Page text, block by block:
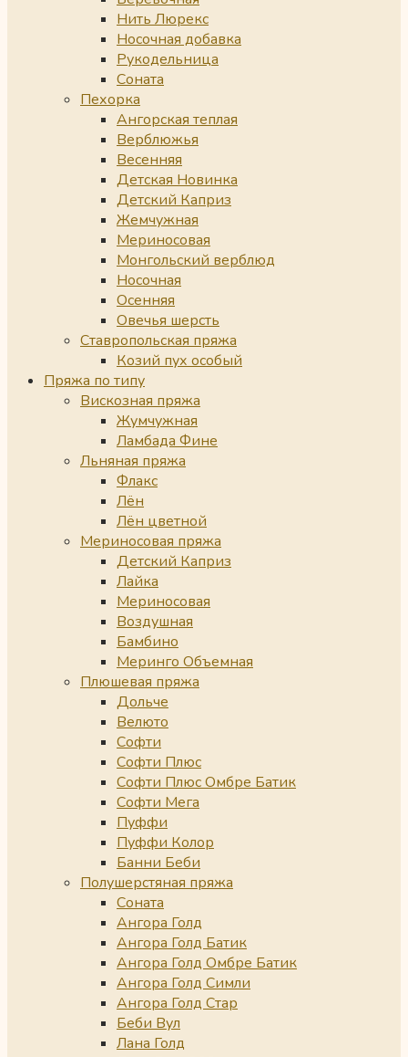
Нить Люрекс
Носочная добавка
Рукодельница
Соната
Пехорка
Ангорская теплая
Верблюжья
Весенняя
Детская Новинка
Детский Каприз
Жемчужная
Мериносовая
Монгольский верблюд
Носочная
Осенняя
Овечья шерсть
Ставропольская пряжа
Козий пух особый
Пряжа по типу
Вискозная пряжа
Жумчужная
Ламбада Фине
Льняная пряжа
Флакс
Лён
Лён цветной
Мериносовая пряжа
Детский Каприз
Лайка
Мериносовая
Воздушная
Бамбино
Меринго Объемная
Плюшевая пряжа
Дольче
Велюто
Софти
Софти Плюс
Софти Плюс Омбре Батик
Софти Мега
Пуффи
Пуффи Колор
Банни Беби
Полушерстяная пряжа
Соната
Ангора Голд
Ангора Голд Батик
Ангора Голд Омбре Батик
Ангора Голд Симли
Ангора Голд Стар
Беби Вул
Лана Голд